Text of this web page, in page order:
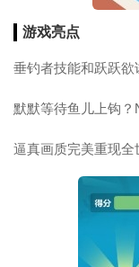
游戏亮点
垂钓者技能和跃跃欲
默默等待鱼儿上钩？
逼真画质完美重现全